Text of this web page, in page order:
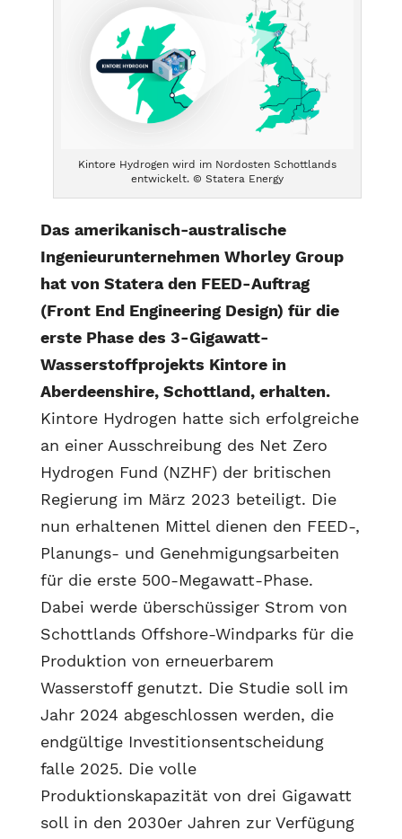
Kintore Hydrogen wird im Nordosten Schottlands
entwickelt. © Statera Energy
Das amerikanisch-australische
Ingenieurunternehmen Whorley Group
hat von Statera den FEED-Auftrag
(Front End Engineering Design) für die
erste Phase des 3-Gigawatt-
Wasserstoffprojekts Kintore in
Aberdeenshire, Schottland, erhalten.
Kintore Hydrogen hatte sich erfolgreiche
an einer Ausschreibung des Net Zero
Hydrogen Fund (NZHF) der britischen
Regierung im März 2023 beteiligt. Die
nun erhaltenen Mittel dienen den FEED-,
Planungs- und Genehmigungsarbeiten
für die erste 500-Megawatt-Phase.
Dabei werde überschüssiger Strom von
Schottlands Offshore-Windparks für die
Produktion von erneuerbarem
Wasserstoff genutzt. Die Studie soll im
Jahr 2024 abgeschlossen werden, die
endgültige Investitionsentscheidung
falle 2025. Die volle
Produktionskapazität von drei Gigawatt
soll in den 2030er Jahren zur Verfügung